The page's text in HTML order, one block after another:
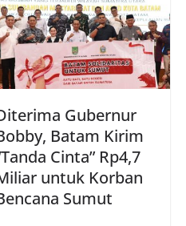
Gubernur
Batam Kirim
Cinta” Rp4,7
untuk Korban
Sumut